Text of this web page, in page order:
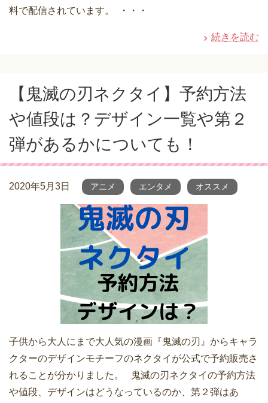
料で配信されています。 ・・・
続きを読む
【鬼滅の刃ネクタイ】予約方法
や値段は？デザイン一覧や第２
弾があるかについても！
2020年5月3日 アニメ エンタメ オススメ
子供から大人にまで大人気の漫画『鬼滅の刃』からキャラ
クターのデザインモチーフのネクタイが公式で予約販売さ
れることが分かりました。 鬼滅の刃ネクタイの予約方法
や値段、デザインはどうなっているのか、第２弾はあ